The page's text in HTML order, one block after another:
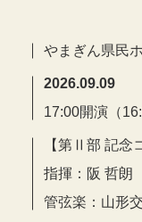
やまぎん県民
2026.09.09
17:00開演（
【第Ⅱ部 記念
指揮：阪 哲朗
管弦楽：山形